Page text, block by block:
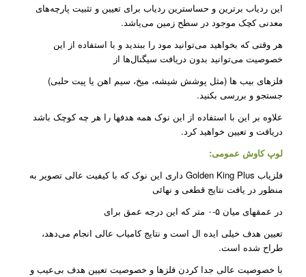
این ردیاب بر‌ترین و حساسترین ردیاب برای تعیین و تثبیت پارچه‌های
معدنی کچک موجود در سطح زمین می‌یاشد.
هر وقتی که بخواهید می‌توانید مود را ببندید و با استفاده از این
خصوصیت می‌توانید بدون دریافت سیگنال‌ها از
فلزهای بیب ها (مثل پوشش شیشه، میخ، سیم اهن یا پیت حلبی)
جستجو و بررسی بکنید.
علاوه بر این با استفاده از این نوک همه هدفها را هر چه کوچک باشد
دریافت و تعیین خواهید کرد.
لوپ کاوش عمومی:
فلزیاب Golden King Plus داری این نوک که با کیفیت عالی تصویر به
منظور در یافت نتایج قطعی و نهائی
در عمقهای میان ۵-۰ متر که این درجه عمق برای
تعیین هدف خیلی ایده ال است و نتایج کامیاب عالی انجام می‌دهد،
طراح شده است.
با خصوصیت عالی جدا کردن فلز‌ها و خصوصیت تعیین هدف بی‌عیب و